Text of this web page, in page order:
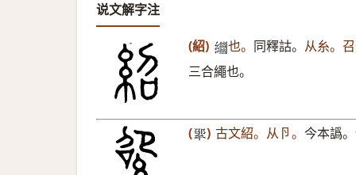
说文解字注
(紹) 𦇓 也。 同釋詁。 从糸。召
三合繩也。
(𢇊 ) 古文紹。从卪。 今本譌